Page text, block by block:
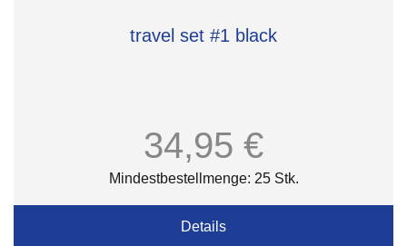
travel set #1 black
34,95 €
Mindestbestellmenge: 25 Stk.
Details